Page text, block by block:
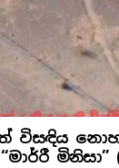
විසඳිය
මිනිසා”